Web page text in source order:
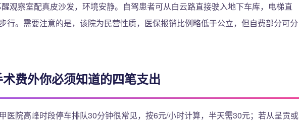
观察室配真皮沙发，环境安静。自驾患者可从白云路直接驶入地下车库，电梯直
行。需要注意的是，该院为民营性质，医保报销比例略低于公立，但自费部分可分
费外你必须知道的四笔支出
医院高峰时段停车排队30分钟很常见，按6元/小时计算，半天需30元；若从呈贡或